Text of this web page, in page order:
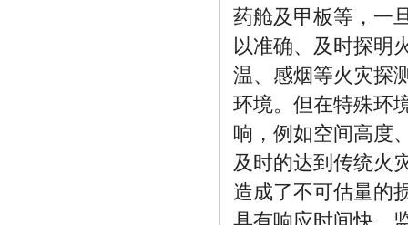
药舱及甲板等，一
以准确、及时探明
温、感烟等火灾探
环境。但在特殊环
响，例如空间高度
及时的达到传统火
造成了不可估量的